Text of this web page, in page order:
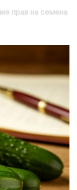
прав на семена